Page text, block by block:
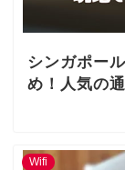
シンガポー
め！人気の
Wifi